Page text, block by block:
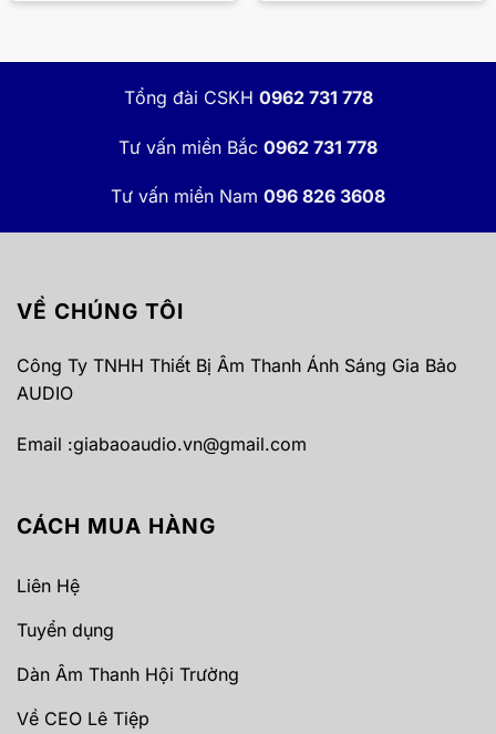
Tổng đài CSKH 0962 731 778
Tư vấn miền Bắc 0962 731 778
Tư vấn miền Nam 096 826 3608
VỀ CHÚNG TÔI
Công Ty TNHH Thiết Bị Âm Thanh Ánh Sáng Gia Bảo
AUDIO
Email :giabaoaudio.vn@gmail.com
CÁCH MUA HÀNG
Liên Hệ
Tuyển dụng
Dàn Âm Thanh Hội Trường
Về CEO Lê Tiệp